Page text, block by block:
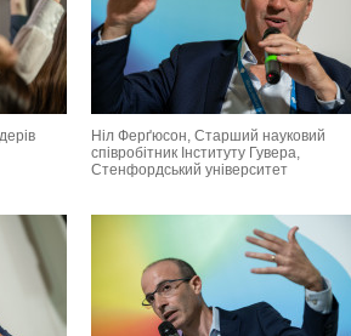
Ніл Ферґюсон, Старший науковий
співробітник Інституту Гувера,
Стенфордський університет